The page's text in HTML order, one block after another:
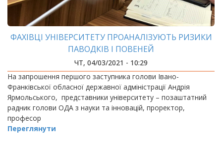
ФАХІВЦІ УНІВЕРСИТЕТУ ПРОАНАЛІЗУЮТЬ РИЗИКИ
ПАВОДКІВ І ПОВЕНЕЙ
ЧТ, 04/03/2021 - 10:29
На запрошення першого заступника голови Івано-
Франківської обласної державної адміністрації Андрія
Ярмольського, представники університету – позаштатний
радник голови ОДА з науки та інновацій, проректор,
професор
Переглянути